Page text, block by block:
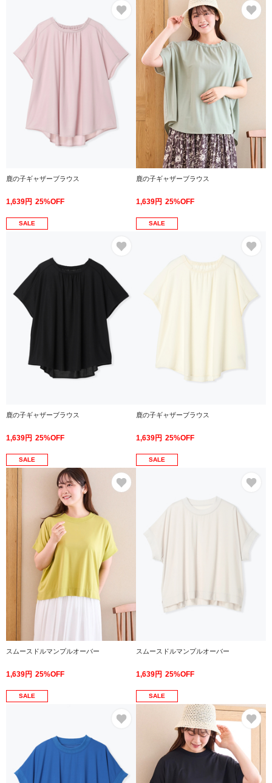
鹿の子ギャザーブラウス
1,639円 25%OFF
鹿の子ギャザーブラウス
1,639円 25%OFF
SALE
鹿の子ギャザーブラウス
1,639円 25%OFF
SALE
鹿の子ギャザーブラウス
1,639円 25%OFF
SALE
スムースドルマンプルオーバー
1,639円 25%OFF
SALE
スムースドルマンプルオーバー
1,639円 25%OFF
SALE SALE
お